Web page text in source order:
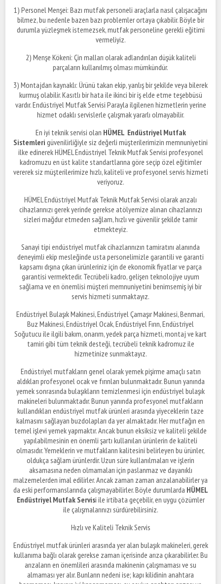
1) Personel Menşei: Bazı mutfak personeli araçlarla nasıl çalışacağını
bilmez, bu nedenle bazen bazı problemler ortaya çıkabilir. Böyle bir
durumla yüzleşmek istemezsek, mutfak personeline gerekli eğitimi
vermeliyiz.
2) Menşe Kökeni: Çin malları olarak adlandırılan düşük kaliteli
parçaların kullanılmış olması mümkündür.
3) Montajdan kaynaklı: Ürünü takan ekip, yanlış bir şekilde veya bilerek
kurmuş olabilir. Kasıtlı bir hata ile ikinci bir iş elde etme teşebbüsü
vardır. Endüstriyel Mutfak Servisi Parayla ilgilenen hizmetlerin yerine
hizmet odaklı servislerle çalışmak yararlı olmayabilir.
En iyi teknik servisi olan HÜMEL Endüstriyel Mutfak
Sistemleri güvenilirliğiyle siz değerli müşterilerimizin memnuniyetini
ilke edinerek HÜMEL Endüstriyel Teknik Mutfak Servisi profesyonel
kadromuzu en üst kalite standartlarına göre seçip özel eğitimler
vererek siz müşterilerimize hızlı, kaliteli ve profesyonel servis hizmeti
veriyoruz.
HÜMEL Endüstriyel Mutfak Teknik Mutfak Servisi olarak arızalı
cihazlarınızı gerek yerinde gerekse atölyemize alınan cihazlarınızı
sizleri mağdur etmeden sağlam, hızlı ve güvenilir şekilde tamir
etmekteyiz.
Sanayi tipi endüstriyel mutfak cihazlarınızın tamiratını alanında
deneyimli ekip mesleğinde usta personelimizle garantili ve garanti
kapsamı dışına çıkan ürünleriniz için de ekonomik fiyatlar ve parça
garantisi vermektedir. Tecrübeli kadro, gelişen teknolojiye uyum
sağlama ve en önemlisi müşteri memnuniyetini benimsemiş iyi bir
servis hizmeti sunmaktayız.
Endüstriyel Bulaşık Makinesi, Endüstriyel Çamaşır Makinesi, Benmari,
Buz Makinesi, Endüstriyel Ocak, Endüstriyel Fırın, Endüstriyel
Soğutucu ile ilgili bakım, onarım, yedek parça hizmeti, montaj ve kart
tamiri gibi tüm teknik desteği, tecrübeli teknik kadromuz ile
hizmetinize sunmaktayız.
Endüstriyel mutfakların genel olarak yemek pişirme amaçlı satın
aldıkları profesyonel ocak ve fırınları bulunmaktadır. Bunun yanında
yemek sonrasında bulaşıkların temizlenmesi için endüstriyel bulaşık
makineleri bulunmaktadır. Bunun yanında profesyonel mutfakların
kullandıkları endüstriyel mutfak ürünleri arasında yiyeceklerin taze
kalmasını sağlayan buzdolapları da yer almaktadır. Her mutfağın en
temel işlevi yemek yapmaktır. Ancak bunun eksiksiz ve kaliteli şekilde
yapılabilmesinin en önemli şartı kullanılan ürünlerin de kaliteli
olmasıdır. Yemeklerin ve mutfakların kalitesini belirleyen bu ürünler,
oldukça sağlam ürünlerdir. Uzun süre kullanılmaları ve işlerin
aksamasına neden olmamaları için paslanmaz ve dayanıklı
malzemelerden imal edilirler. Ancak zaman zaman arızalanabilirler ya
da eski performanslarında çalışmayabilirler. Böyle durumlarda HÜMEL
Endüstriyel Mutfak Servisi ile irtibata geçebilir, en uygu çözümler
ile çalışmalarınızı sürdürebilirsiniz.
Hızlı ve Kaliteli Teknik Servis
Endüstriyel mutfak ürünleri arasında yer alan bulaşık makineleri, gerek
kullanıma bağlı olarak gerekse zaman içerisinde arıza çıkarabilirler. Bu
arızaların en önemlileri arasında makinenin çalışmaması ve su
almaması yer alır. Bunların nedeni ise; kapı kilidinin anahtara